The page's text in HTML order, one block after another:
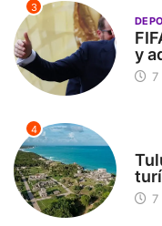
3
y
4